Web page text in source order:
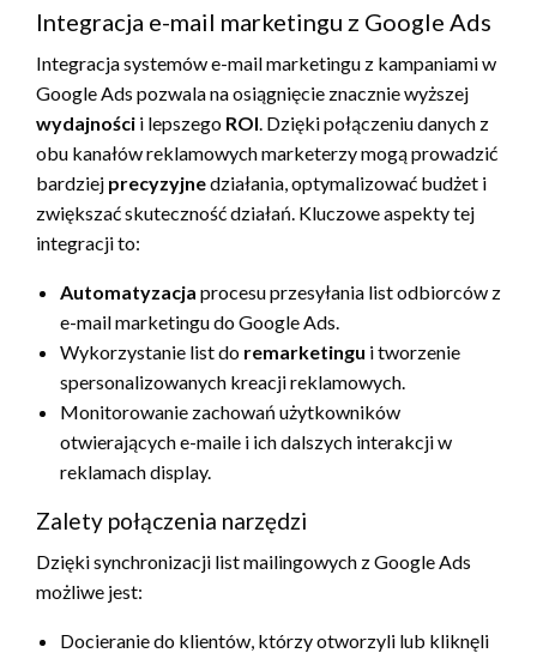
Integracja e-mail marketingu z Google Ads
Integracja systemów e-mail marketingu z kampaniami w
Google Ads pozwala na osiągnięcie znacznie wyższej
wydajności i lepszego ROI. Dzięki połączeniu danych z
obu kanałów reklamowych marketerzy mogą prowadzić
bardziej precyzyjnedziałania, optymalizować budżet i
zwiększać skuteczność działań. Kluczowe aspekty tej
integracji to:
Automatyzacja procesu przesyłania list odbiorców z
e-mail marketingu do Google Ads.
Wykorzystanie list do remarketingu i tworzenie
spersonalizowanych kreacji reklamowych.
Monitorowanie zachowań użytkowników
otwierających e-maile i ich dalszych interakcji w
reklamach display.
Zalety połączenia narzędzi
Dzięki synchronizacji list mailingowych z Google Ads
możliwe jest:
Docieranie do klientów, którzy otworzyli lub kliknęli